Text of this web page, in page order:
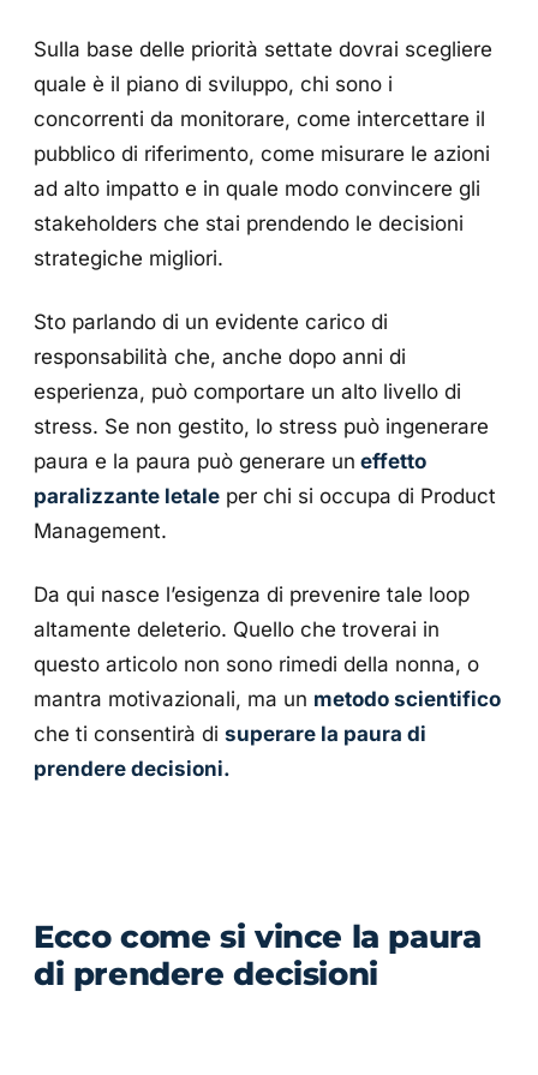
Sulla base delle priorità settate dovrai scegliere
quale è il piano di sviluppo, chi sono i
concorrenti da monitorare, come intercettare il
pubblico di riferimento, come misurare le azioni
ad alto impatto e in quale modo convincere gli
stakeholders che stai prendendo le decisioni
strategiche migliori.
Sto parlando di un evidente carico di
responsabilità che, anche dopo anni di
esperienza, può comportare un alto livello di
stress. Se non gestito, lo stress può ingenerare
paura e la paura può generare un effetto
paralizzante letale per chi si occupa di Product
Management.
Da qui nasce l’esigenza di prevenire tale loop
altamente deleterio. Quello che troverai in
questo articolo non sono rimedi della nonna, o
mantra motivazionali, ma un metodo scientifico
che ti consentirà di superare la paura di
prendere decisioni.
Ecco come si vince la paura
di prendere decisioni